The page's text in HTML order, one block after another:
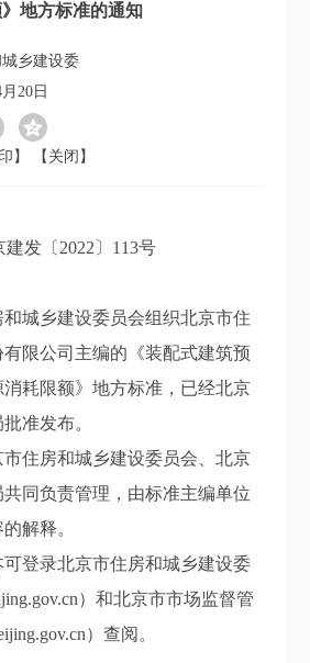
地方标准的通知
乡建设委
20日
】 【关闭】
发〔2022〕113号
城乡建设委员会组织北京市住
限公司主编的《装配式建筑预
消耗限额》地方标准，已经北京
准发布。
住房和城乡建设委员会、北京
同负责管理，由标准主编单位
解释。
可登录北京市住房和城乡建设委
）和北京市市场监督管
）查阅。